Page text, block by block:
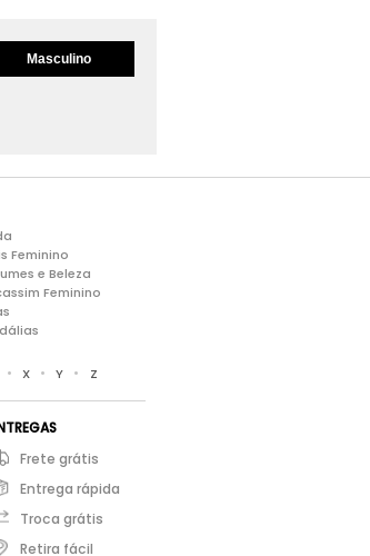
Masculino
Feminino
e Beleza
Feminino
• X • Y • Z
Frete grátis
Entrega rápida
Troca grátis
Retira fácil